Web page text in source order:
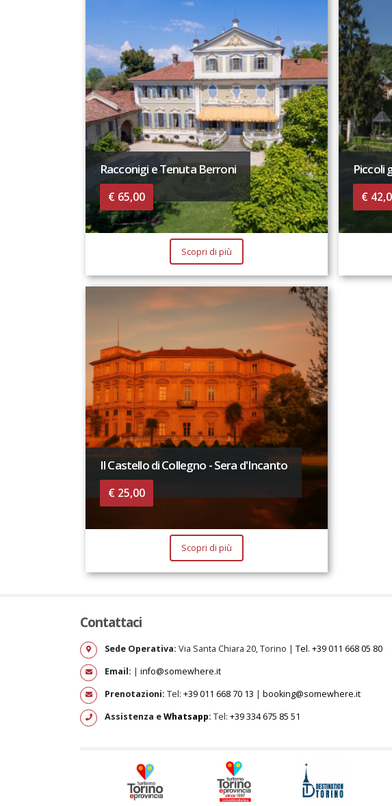
Racconigi e Tenuta Berroni
€ 65,00
Scopri di più
Piccoli
€
Il Castello di Collegno - Sera d'Incanto
€ 25,00
Scopri di più
Contattaci
Sede Operativa: Via Santa Chiara 20, Torino | Tel. +39 011 668 05 80
Email: | info@somewhere.it
Prenotazioni: Tel: +39 011 668 70 13 | booking@somewhere.it
Assistenza eWhatsapp: Tel: +39 334 675 85 51